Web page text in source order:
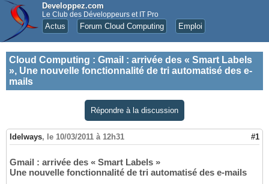
Developpez.com
Le Club des Développeurs et IT Pro
Actus Forum Cloud Computing Emploi
Cloud Computing : Gmail : arrivée des « Smart Labels
», Une nouvelle fonctionnalité de tri automatisé des e-
mails
Répondre à la discussion
Idelways, le 10/03/2011 à 12h31 #1
Gmail : arrivée des « Smart Labels »
Une nouvelle fonctionnalité de tri automatisé des e-mails